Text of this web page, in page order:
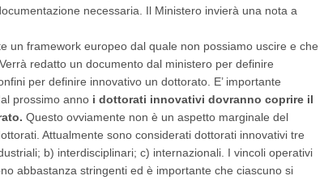
necessaria. Il Ministero invierà una nota a
un framework europeo dal quale non possiamo uscire e che
redatto un documento dal ministero per definire
per definire innovativo un dottorato. E’ importante
prossimo anno i dottorati innovativi dovranno coprire il
Questo ovviamente non è un aspetto marginale del
Attualmente sono considerati dottorati innovativi tre
b) interdisciplinari; c) internazionali. I vincoli operativi
abbastanza stringenti ed è importante che ciascuno si